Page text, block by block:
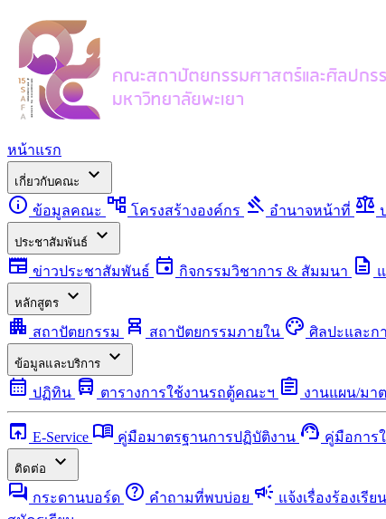
หน้าแรก
เกี่ยวกับคณะ
expand_more
info ข้อมูลคณะ account_tree โครงสร้างองค์กร gavel อำนาจหน้าที่ balance
ประชาสัมพันธ์
expand_more
newspaper ข่าวประชาสัมพันธ์ event กิจกรรมวิชาการ & สัมมนา description
หลักสูตร
expand_more
apartment สถาปัตยกรรม chair_alt สถาปัตยกรรมภายใน palette ศิลปะและก
ข้อมูลและบริการ
expand_more
calendar_month ปฏิทิน directions_bus ตารางการใช้งานรถตู้คณะฯ assignment งานแผน/มา
open_in_browser E-Service menu_book คู่มือมาตรฐานการปฏิบัติงาน support_agent คู่มือการ
ติดต่อ
expand_more
forum กระดานบอร์ด help คำถามที่พบบ่อย campaign แจ้งเรื่องร้องเรียน